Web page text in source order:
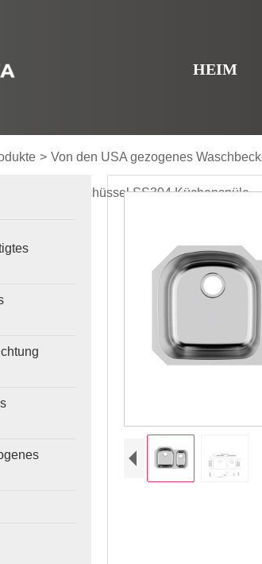
HEIM
> Von den USA gezogenes
Einzelschüssel SS304 Küchenspüle